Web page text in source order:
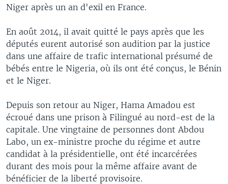
Niger après un an d'exil en France.
En août 2014, il avait quitté le pays après que les
députés eurent autorisé son audition par la justice
dans une affaire de trafic international présumé de
bébés entre le Nigeria, où ils ont été conçus, le Bénin
et le Niger.
Depuis son retour au Niger, Hama Amadou est
écroué dans une prison à Filingué au nord-est de la
capitale. Une vingtaine de personnes dont Abdou
Labo, un ex-ministre proche du régime et autre
candidat à la présidentielle, ont été incarcérées
durant des mois pour la même affaire avant de
bénéficier de la liberté provisoire.